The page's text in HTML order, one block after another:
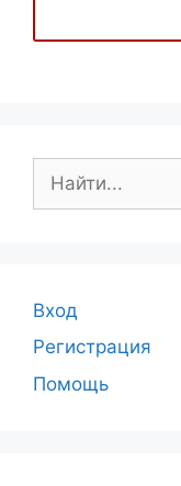
Вход
Регистрация
Помощь